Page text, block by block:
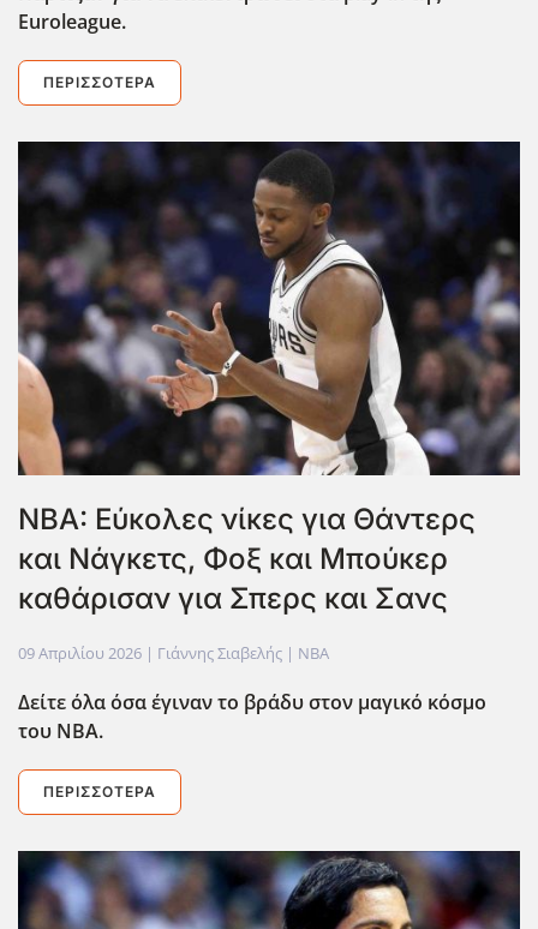
Euroleague.
ΠΕΡΙΣΣΌΤΕΡΑ
NBA: Εύκολες νίκες για Θάντερς
και Νάγκετς, Φοξ και Μπούκερ
καθάρισαν για Σπερς και Σανς
09 Απριλίου 2026 | Γιάννης Σιαβελής | NBA
Δείτε όλα όσα έγιναν το βράδυ στον μαγικό κόσμο
του NBA.
ΠΕΡΙΣΣΌΤΕΡΑ